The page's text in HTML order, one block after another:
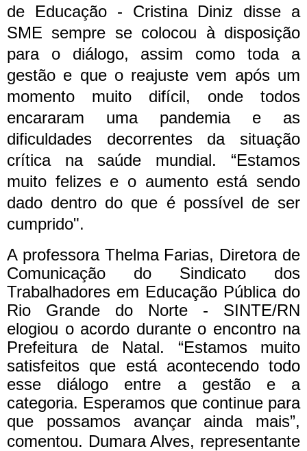
de Educação - Cristina Diniz disse a
SME sempre se colocou à disposição
para o diálogo, assim como toda a
gestão e que o reajuste vem após um
momento muito difícil, onde todos
encararam uma pandemia e as
dificuldades decorrentes da situação
crítica na saúde mundial. “Estamos
muito felizes e o aumento está sendo
dado dentro do que é possível de ser
cumprido".
A professora Thelma Farias, Diretora de
Comunicação do Sindicato dos
Trabalhadores em Educação Pública do
Rio Grande do Norte - SINTE/RN
elogiou o acordo durante o encontro na
Prefeitura de Natal. “Estamos muito
satisfeitos que está acontecendo todo
esse diálogo entre a gestão e a
categoria. Esperamos que continue para
que possamos avançar ainda mais”,
comentou. Dumara Alves, representante